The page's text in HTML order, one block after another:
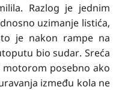
Razlog je jednim
uzimanje listića,
je nakon rampe na
bio sudar. Sreća
posebno ako
između kola ne